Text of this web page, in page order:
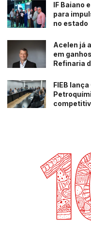
IF Baiano
para
no estado
Acelen já
em
Refinaria
FIEB